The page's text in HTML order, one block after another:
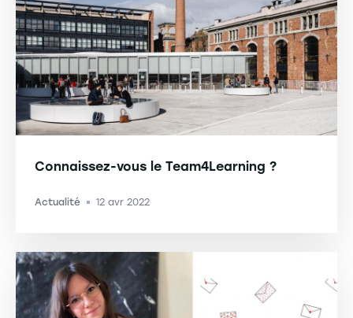
Connaissez-vous le Team4Learning ?
Actualité -12 avr 2022